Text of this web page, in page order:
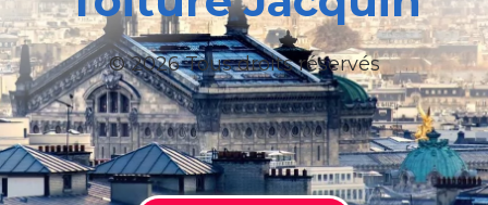
© 2026 Tous droits réservés